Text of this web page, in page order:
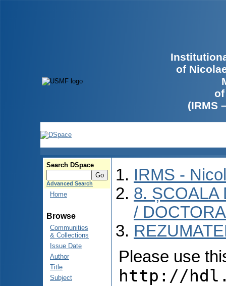
of
(IRMS
Search DSpace
Advanced Search
Home
Browse
Communities
& Collections
Issue Date
Author
Title
Subject
IRMS -
8. ȘCOALA
/
Please use
http://